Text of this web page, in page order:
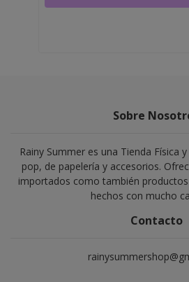
Sobre
Rainy Summer es una Tienda Física
pop, de papelería y accesorios.
importados como también
hechos con mucho
Contacto